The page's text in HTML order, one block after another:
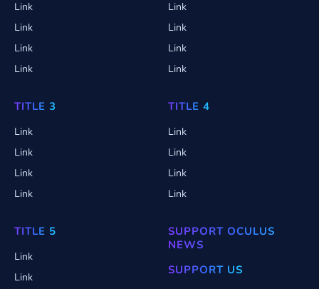
Link
Link
Link
Link
Link
Link
Link
Link
TITLE 3
Link
Link
Link
Link
TITLE 4
Link
Link
Link
Link
TITLE 5
Link
Link
SUPPORT OCULUS
NEWS
SUPPORT US